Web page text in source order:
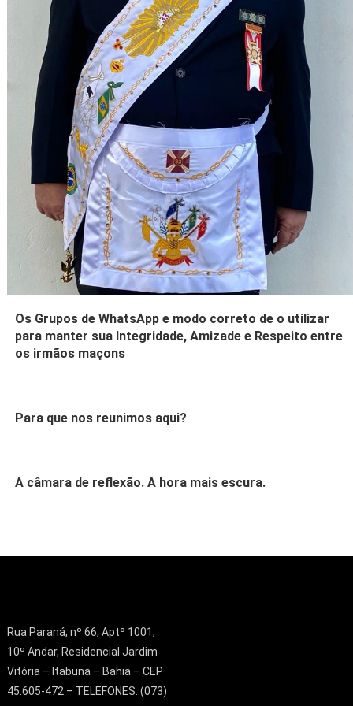
Os Grupos de WhatsApp e modo correto de o utilizar
para manter sua Integridade, Amizade e Respeito entre
os irmãos maçons
Para que nos reunimos aqui?
A câmara de reflexão. A hora mais escura.
Rua Paraná, nº 66, Aptº 1001,
10º Andar, Residencial Jardim
Vitória – Itabuna – Bahia – CEP
45.605-472 – TELEFONES: (073)